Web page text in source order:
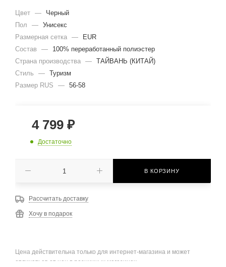
Цвет —
Черный
Пол
— Унисекс
Размерная сетка —
EUR
Состав
—
100% переработанный полиэстер
Страна производства — ТАЙВАНЬ (КИТАЙ)
Стиль
— Туризм
Размер RUS
— 56-58
4 799 ₽
Достаточно
В КОРЗИНУ
Рассчитать доставку
Хочу в подарок
Цена действительна только для интернет-магазина и может
отличаться от цен в розничных магазинах